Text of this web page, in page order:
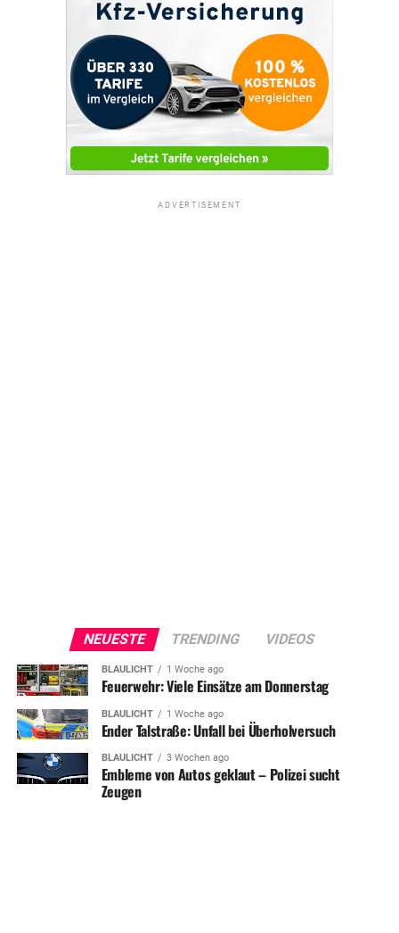
ADVERTISEMENT
NEUESTE TRENDING VIDEOS
BLAULICHT 1 Woche ago
Feuerwehr: Viele Einsätze am Donnerstag
BLAULICHT 1 Woche ago
Ender Talstraße: Unfall bei Überholversuch
BLAULICHT 3 Wochen ago
Embleme von Autos geklaut – Polizei sucht
Zeugen